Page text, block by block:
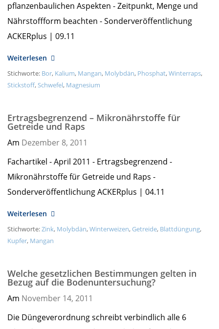
pflanzenbaulichen Aspekten - Zeitpunkt, Menge und
Nährstoffform beachten - Sonderveröffentlichung
ACKERplus | 09.11
Weiterlesen
Stichworte: Bor, Kalium, Mangan, Molybdän, Phosphat,Winterraps,
Stickstoff,Schwefel, Magnesium
Ertragsbegrenzend – Mikronährstoffe für
Getreide und Raps
Am Dezember 8, 2011
Fachartikel - April 2011 - Ertragsbegrenzend -
Mikronährstoffe für Getreide und Raps -
Sonderveröffentlichung ACKERplus | 04.11
Weiterlesen
Stichworte:Zink, Molybdän,Winterweizen, Getreide, Blattdüngung,
Kupfer, Mangan
Welche gesetzlichen Bestimmungen gelten in
Bezug auf die Bodenuntersuchung?
Am November 14, 2011
Die Düngeverordnung schreibt verbindlich alle 6